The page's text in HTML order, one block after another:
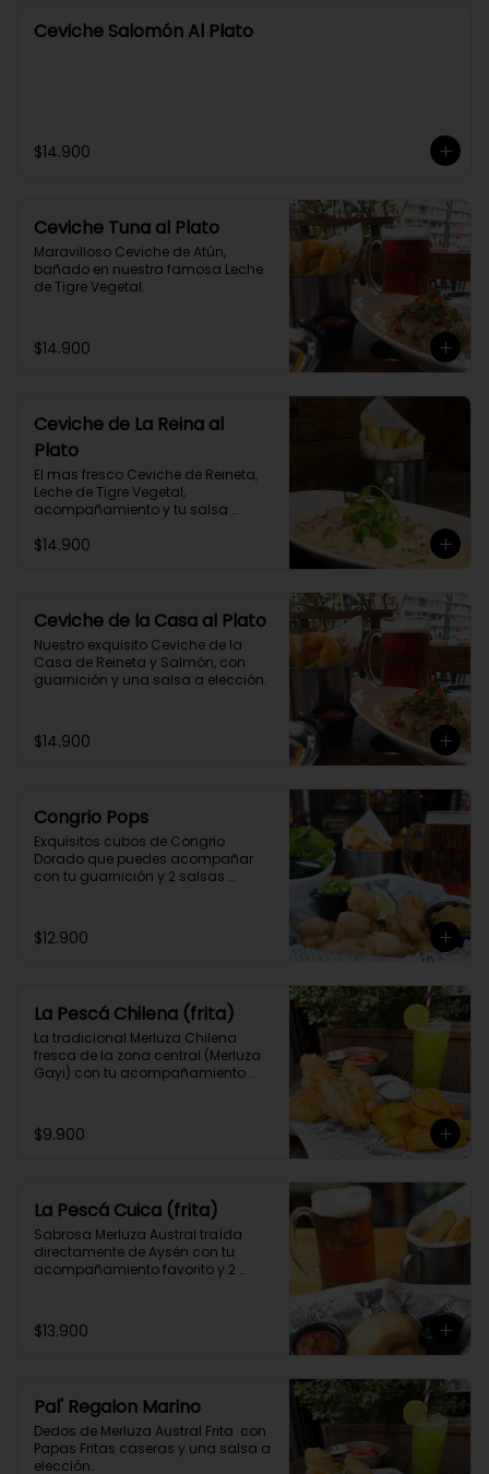
Ceviche Salomón Al Plato
$14.900
Ceviche Tuna al Plato
Maravilloso Ceviche de Atún,
bañado en nuestra famosa Leche
de Tigre Vegetal.
$14.900
Ceviche de La Reina al
Plato
El mas fresco Ceviche de Reineta,
Leche de Tigre Vegetal,
acompañamiento y tu salsa
$14.900
Ceviche de la Casa al Plato
Nuestro exquisito Ceviche de la
Casa de Reineta y Salmón, con
guarnición y una salsa a elección.
$14.900
Congrio Pops
Exquisitos cubos de Congrio
Dorado que puedes acompañar
con tu guarnición y 2 salsas
$12.900
La Pescá Chilena (frita)
La tradicional Merluza Chilena
fresca de la zona central (Merluza
Gayi) con tu acompañamiento
$9.900
La Pescá Cuica (frita)
Sabrosa Merluza Austral traída
directamente de Aysén con tu
acompañamiento favorito y 2
$13.900
Pal' Regalon Marino
Dedos de Merluza Austral Frita  con
Papas Fritas caseras y una salsa a
elección.